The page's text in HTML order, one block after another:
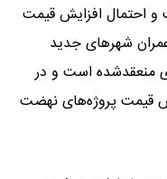
و احتمال افزایش قیمت
شهر‌های جدید
منعقدشده است و در
قیمت پروژه‌های نهضت